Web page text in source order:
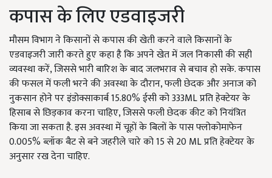
कपास के लिए एडवाइजरी
मौसम विभाग ने किसानों से कपास की खेती करने वाले किसानों के
एडवाइजरी जारी करते हुए कहा है कि अपने खेत में जल निकासी की सही
व्यवस्था करें, जिससे भारी बारिश के बाद जलभराव से बचाव हो सके. कपास
की फसल में फली भरने की अवस्था के दौरान, फली छेदक और अनाज को
नुकसान होने पर इंडोक्साकार्ब 15.80% ईसी को 333ML प्रति हेक्टेयर के
हिसाब से छिड़काव करना चाहिए, जिससे फली छेदक कीट को नियंत्रित
किया जा सकता है. इस अवस्था में चूहों के बिलों के पास फ्लोकोमाफेन
0.005% ब्लॉक बैट से बने जहरीले चारे को 15 से 20 ML प्रति हेक्टेयर के
अनुसार रख देना चाहिए.